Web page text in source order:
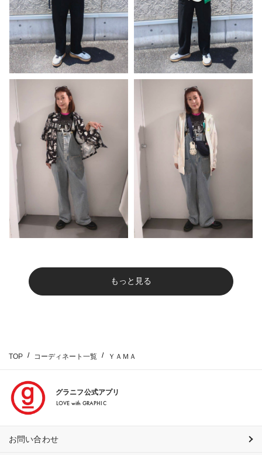
もっと見る
TOP コーディネート一覧 ＹＡＭＡ
グラニフ公式アプリ
LOVE with GRAPHIC
お問い合わせ